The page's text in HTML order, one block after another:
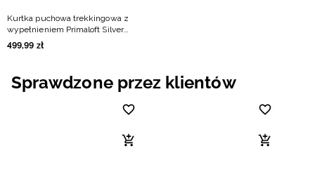
Kurtka puchowa trekkingowa z
wypełnieniem Primaloft Silver
damska - burgundowa
499,99 zł
Sprawdzone przez klientów